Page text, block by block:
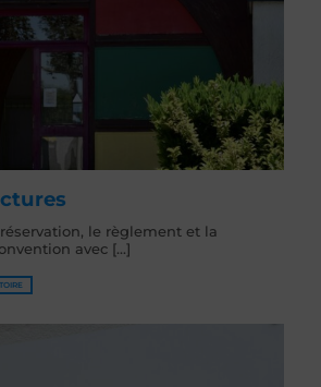
le règlement et la
avec [...]